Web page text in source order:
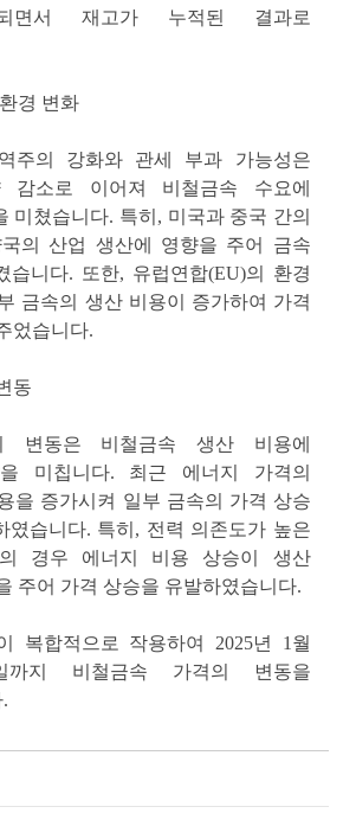
면서 재고가 누적된 결과로
경 변화
주의 강화와 관세 부과 가능성은
감소로 이어져 비철금속 수요에
미쳤습니다. 특히, 미국과 중국 간의
의 산업 생산에 영향을 주어 금속
습니다. 또한, 유럽연합(EU)의 환경
금속의 생산 비용이 증가하여 가격
었습니다.
동
변동은 비철금속 생산 비용에
미칩니다. 최근 에너지 가격의
을 증가시켜 일부 금속의 가격 상승
였습니다. 특히, 전력 의존도가 높은
경우 에너지 비용 상승이 생산
주어 가격 상승을 유발하였습니다.
복합적으로 작용하여 2025년 1월
까지 비철금속 가격의 변동을